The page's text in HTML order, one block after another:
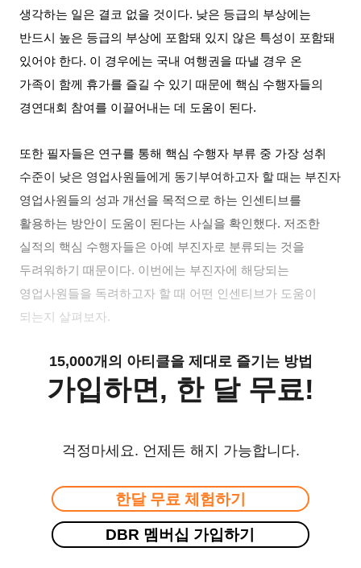
생각하는 일은 결코 없을 것이다. 낮은 등급의 부상에는
반드시 높은 등급의 부상에 포함돼 있지 않은 특성이 포함돼
있어야 한다. 이 경우에는 국내 여행권을 따낼 경우 온
가족이 함께 휴가를 즐길 수 있기 때문에 핵심 수행자들의
경연대회 참여를 이끌어내는 데 도움이 된다.
또한 필자들은 연구를 통해 핵심 수행자 부류 중 가장 성취
수준이 낮은 영업사원들에게 동기부여하고자 할 때는 부진자
영업사원들의 성과 개선을 목적으로 하는 인센티브를
활용하는 방안이 도움이 된다는 사실을 확인했다. 저조한
실적의 핵심 수행자들은 아예 부진자로 분류되는 것을
두려워하기 때문이다. 이번에는 부진자에 해당되는
영업사원들을 독려하고자 할 때 어떤 인센티브가 도움이
되는지 살펴보자.
15,000개의 아티클을 제대로 즐기는 방법
가입하면, 한 달 무료!
걱정마세요. 언제든 해지 가능합니다.
한달 무료 체험하기
DBR 멤버십 가입하기